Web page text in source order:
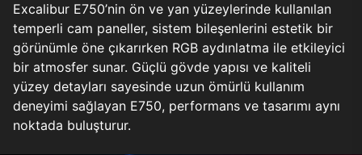
Excalibur E750’nin ön ve yan yüzeylerinde kullanılan
temperli cam paneller, sistem bileşenlerini estetik bir
görünümle öne çıkarırken RGB aydınlatma ile etkileyici
bir atmosfer sunar. Güçlü gövde yapısı ve kaliteli
yüzey detayları sayesinde uzun ömürlü kullanım
deneyimi sağlayan E750, performans ve tasarımı aynı
noktada buluşturur.